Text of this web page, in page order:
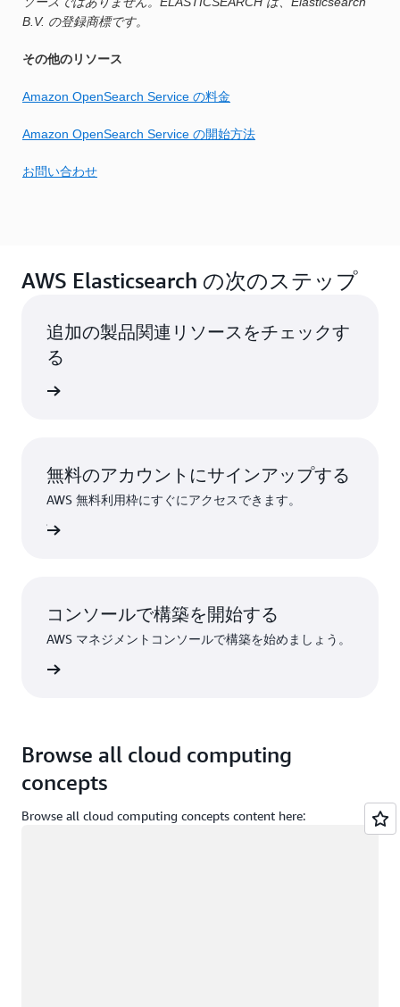
B.V. の登録商標です。
その他のリソース
Amazon OpenSearch Service の料金
Amazon OpenSearch Service の開始方法
お問い合わせ
AWS Elasticsearch の次のステップ
追加の製品関連リソースをチェックす
る
無料のアカウントにサインアップする
AWS 無料利用枠にすぐにアクセスできます。
コンソールで構築を開始する
AWS マネジメントコンソールで構築を始めましょう。
Browse all cloud computing
concepts
Browse all cloud computing concepts content here: